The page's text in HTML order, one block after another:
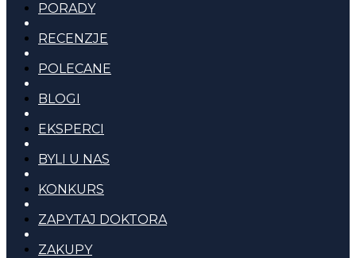
PORADY
RECENZJE
POLECANE
BLOGI
EKSPERCI
BYLI U NAS
KONKURS
ZAPYTAJ DOKTORA
ZAKUPY